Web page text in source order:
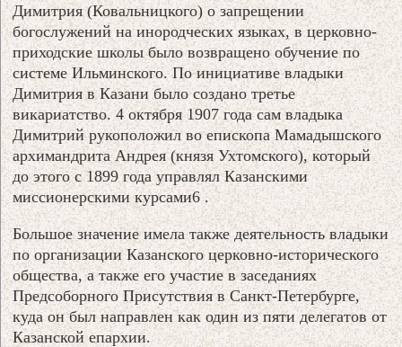
Димитрия (Ковальницкого) о запрещении
богослужений на инородческих языках, в церковно-
приходские школы было возвращено обучение по
системе Ильминского. По инициативе владыки
Димитрия в Казани было создано третье
викариатство. 4 октября 1907 года сам владыка
Димитрий рукоположил во епископа Мамадышского
архимандрита Андрея (князя Ухтомского), который
до этого с 1899 года управлял Казанскими
миссионерскими курсами6 .
Большое значение имела также деятельность владыки
по организации Казанского церковно-исторического
общества, а также его участие в заседаниях
Предсоборного Присутствия в Санкт-Петербурге,
куда он был направлен как один из пяти делегатов от
Казанской епархии.